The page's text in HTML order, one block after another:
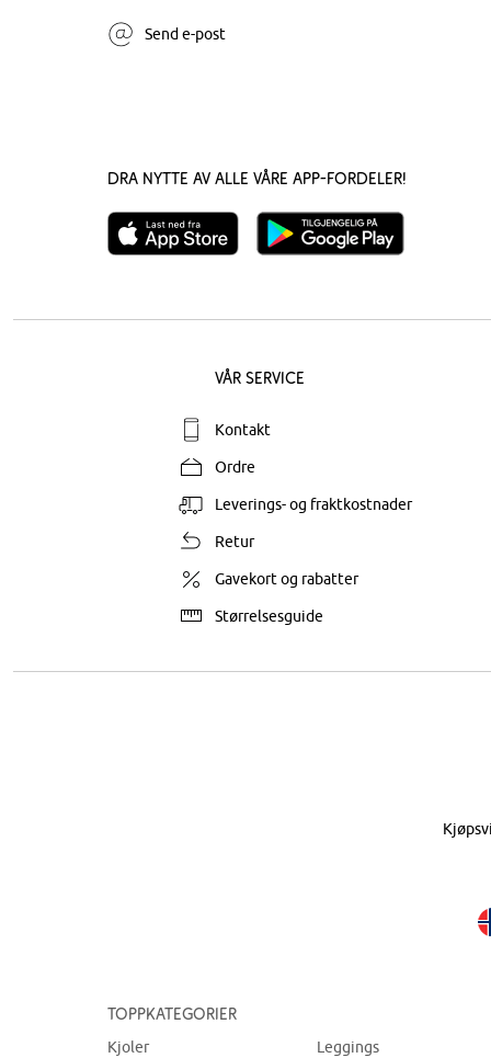
Send e-post
Dra nytte av alle våre app-fordeler!
Vår service
Kontakt
Ordre
Leverings- og fraktkostnader
Retur
Gavekort og rabatter
Størrelsesguide
Toppkategorier
Kjoler Leggings